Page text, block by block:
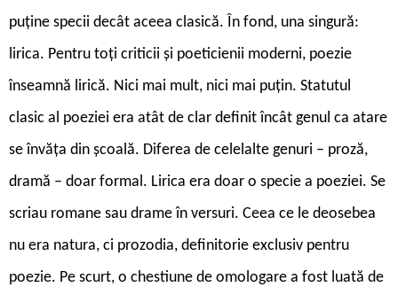
puține specii decât aceea clasică. În fond, una singură:
lirica. Pentru toți criticii și poeticienii moderni, poezie
înseamnă lirică. Nici mai mult, nici mai puțin. Statutul
clasic al poeziei era atât de clar definit încât genul ca atare
se învăța din școală. Diferea de celelalte genuri – proză,
dramă – doar formal. Lirica era doar o specie a poeziei. Se
scriau romane sau drame în versuri. Ceea ce le deosebea
nu era natura, ci prozodia, definitorie exclusiv pentru
poezie. Pe scurt, o chestiune de omologare a fost luată de